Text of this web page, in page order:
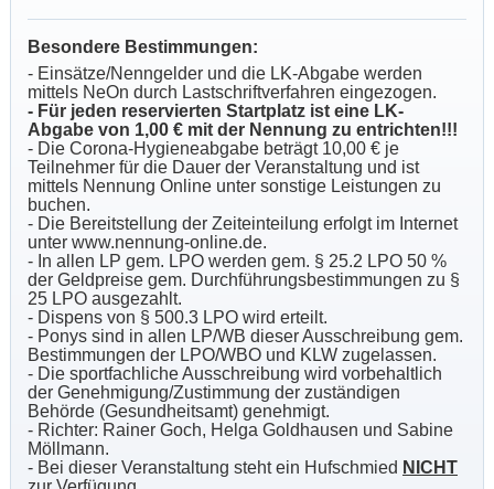
Besondere Bestimmungen:
- Einsätze/Nenngelder und die LK-Abgabe werden
mittels NeOn durch Lastschriftverfahren eingezogen.
- Für jeden reservierten Startplatz ist eine LK-
Abgabe von 1,00 € mit der Nennung zu entrichten!!!
- Die Corona-Hygieneabgabe beträgt 10,00 € je
Teilnehmer für die Dauer der Veranstaltung und ist
mittels Nennung Online unter sonstige Leistungen zu
buchen.
- Die Bereitstellung der Zeiteinteilung erfolgt im Internet
unter www.nennung-online.de.
- In allen LP gem. LPO werden gem. § 25.2 LPO 50 %
der Geldpreise gem. Durchführungsbestimmungen zu §
25 LPO ausgezahlt.
- Dispens von § 500.3 LPO wird erteilt.
- Ponys sind in allen LP/WB dieser Ausschreibung gem.
Bestimmungen der LPO/WBO und KLW zugelassen.
- Die sportfachliche Ausschreibung wird vorbehaltlich
der Genehmigung/Zustimmung der zuständigen
Behörde (Gesundheitsamt) genehmigt.
- Richter: Rainer Goch, Helga Goldhausen und Sabine
Möllmann.
- Bei dieser Veranstaltung steht ein Hufschmied NICHT